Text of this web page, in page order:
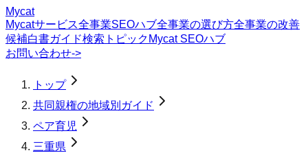
Mycat
Mycatサービス全事業SEOハブ全事業の選び方全事業の改善
候補白書ガイド検索トピック Mycat SEOハブ
お問い合わせ->
トップ
共同親権の地域別ガイド
ペア育児
三重県